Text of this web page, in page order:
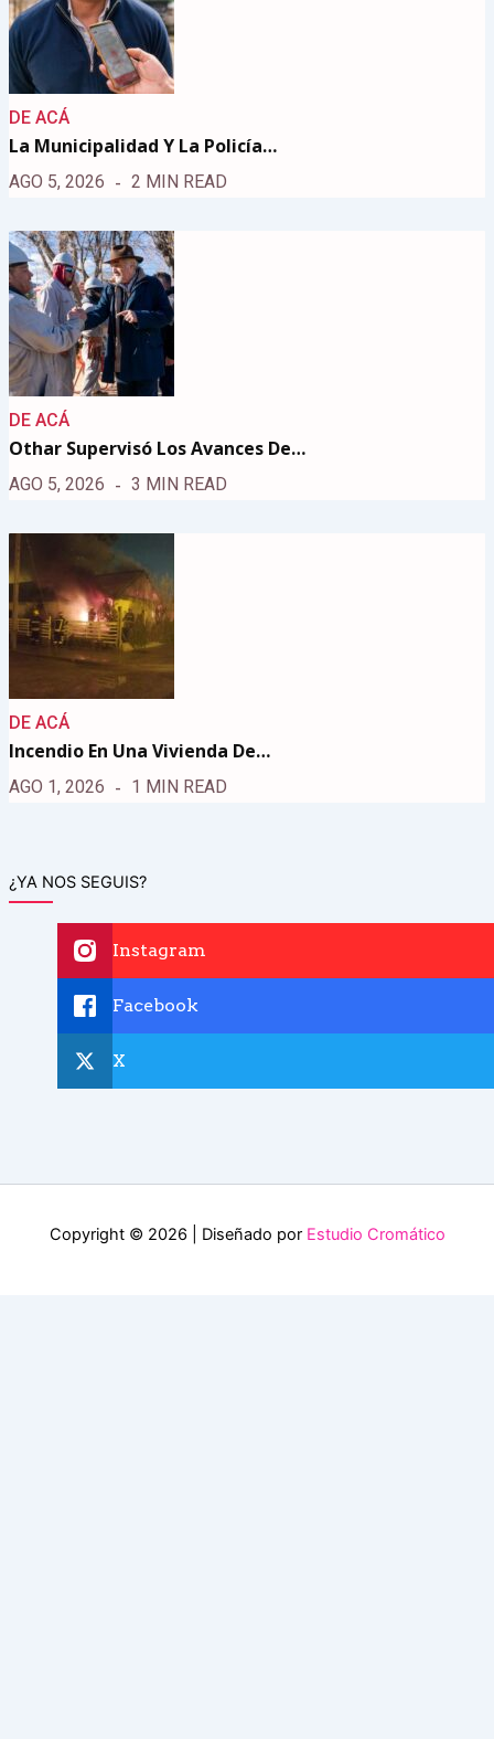
DE ACÁ
La Municipalidad Y La Policía…
AGO 5, 2026 2 MIN READ
DE ACÁ
Othar Supervisó Los Avances De…
AGO 5, 2026 3 MIN READ
DE ACÁ
Incendio En Una Vivienda De…
AGO 1, 2026 1 MIN READ
¿YA NOS SEGUIS?
Instagram
Facebook
X
Copyright © 2026 | Diseñado por Estudio Cromático